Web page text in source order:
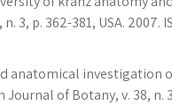
3, p. 362-381, USA. 2007.
anatomical investigation
of Botany, v. 38, n.